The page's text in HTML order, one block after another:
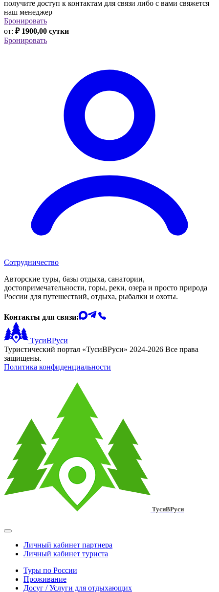
получите доступ к контактам для связи либо с вами свяжется
наш менеджер
Бронировать
от: ₽ 1900,00 сутки
Бронировать
Сотрудничество
Авторские туры, базы отдыха, санатории,
достопримечательности, горы, реки, озера и просто природа
России для путешествий, отдыха, рыбалки и охоты.
Контакты для связи:
ТусиВРуси
Туристический портал «ТусиВРуси» 2024-2026 Все права
защищены.
Политика конфиденциальности
ТусиВРуси
Личный кабинет партнера
Личный кабинет туриста
Туры по России
Проживание
Досуг / Услуги для отдыхающих